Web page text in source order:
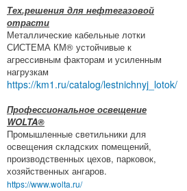
Тех.решения для нефтегазовой
отрасти
Металлические кабельные лотки
СИСТЕМА КМ® устойчивые к
агрессивным факторам и усиленным
нагрузкам
https://km1.ru/catalog/lestnichnyj_lotok/
Профессиональное освещение
WOLTA®
Промышленные светильники для
освещения складских помещений,
производственных цехов, парковок,
хозяйственных ангаров.
https://www.wolta.ru/